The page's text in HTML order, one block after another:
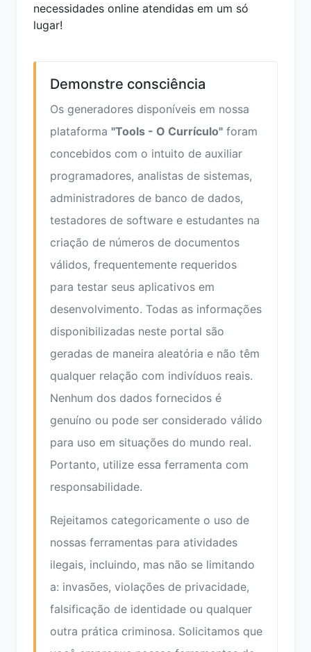
necessidades online atendidas em um só
lugar!
Demonstre consciência
Os generadores disponíveis em nossa
plataforma "Tools - O Currículo" foram
concebidos com o intuito de auxiliar
programadores, analistas de sistemas,
administradores de banco de dados,
testadores de software e estudantes na
criação de números de documentos
válidos, frequentemente requeridos
para testar seus aplicativos em
desenvolvimento. Todas as informações
disponibilizadas neste portal são
geradas de maneira aleatória e não têm
qualquer relação com indivíduos reais.
Nenhum dos dados fornecidos é
genuíno ou pode ser considerado válido
para uso em situações do mundo real.
Portanto, utilize essa ferramenta com
responsabilidade.
Rejeitamos categoricamente o uso de
nossas ferramentas para atividades
ilegais, incluindo, mas não se limitando
a: invasões, violações de privacidade,
falsificação de identidade ou qualquer
outra prática criminosa. Solicitamos que